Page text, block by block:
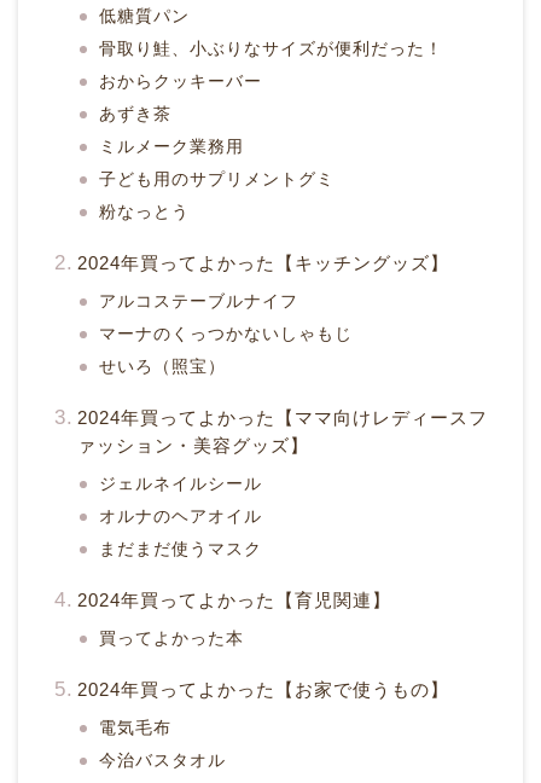
低糖質パン
骨取り鮭、小ぶりなサイズが便利だった！
おからクッキーバー
あずき茶
ミルメーク業務用
子ども用のサプリメントグミ
粉なっとう
2024年買ってよかった【キッチングッズ】
アルコステーブルナイフ
マーナのくっつかないしゃもじ
せいろ（照宝）
2024年買ってよかった【ママ向けレディースフ
ァッション・美容グッズ】
ジェルネイルシール
オルナのヘアオイル
まだまだ使うマスク
2024年買ってよかった【育児関連】
買ってよかった本
2024年買ってよかった【お家で使うもの】
電気毛布
今治バスタオル